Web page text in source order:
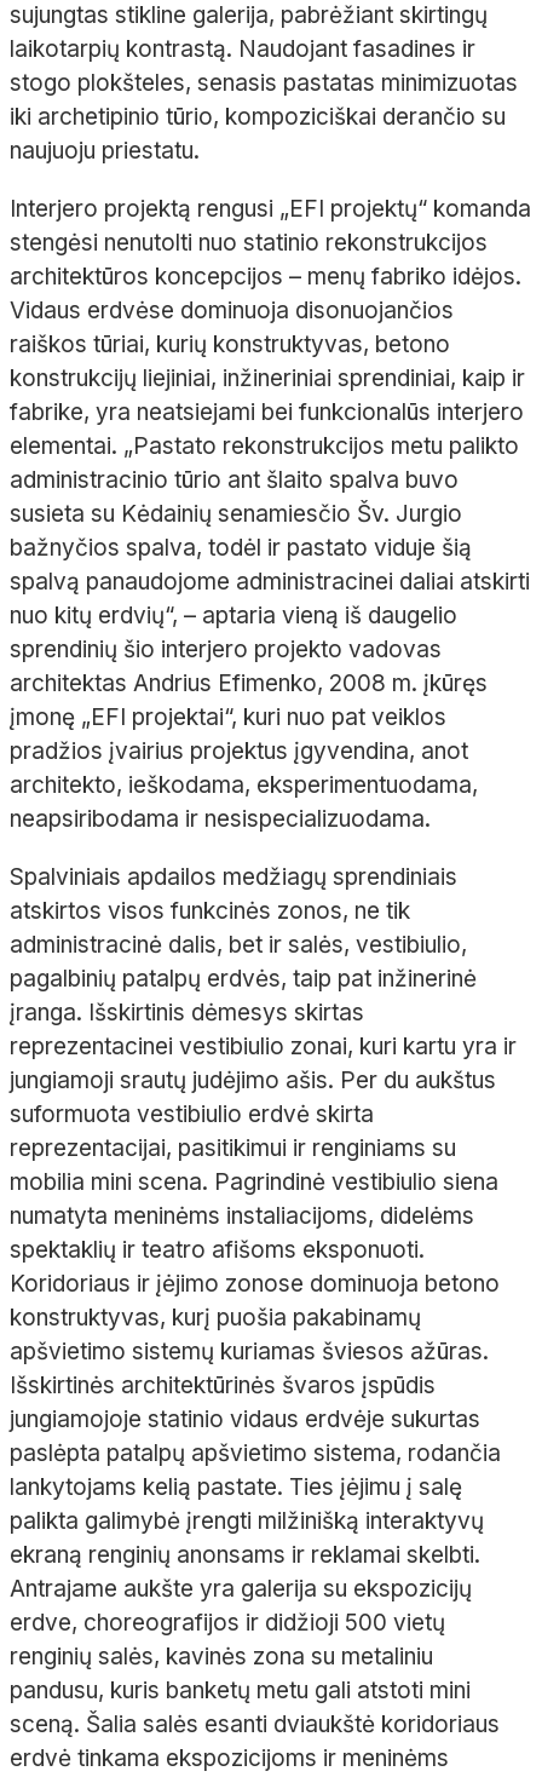
sujungtas stikline galerija, pabrėžiant skirtingų
laikotarpių kontrastą. Naudojant fasadines ir
stogo plokšteles, senasis pastatas minimizuotas
iki archetipinio tūrio, kompoziciškai derančio su
naujuoju priestatu.
Interjero projektą rengusi „EFI projektų“ komanda
stengėsi nenutolti nuo statinio rekonstrukcijos
architektūros koncepcijos – menų fabriko idėjos.
Vidaus erdvėse dominuoja disonuojančios
raiškos tūriai, kurių konstruktyvas, betono
konstrukcijų liejiniai, inžineriniai sprendiniai, kaip ir
fabrike, yra neatsiejami bei funkcionalūs interjero
elementai. „Pastato rekonstrukcijos metu palikto
administracinio tūrio ant šlaito spalva buvo
susieta su Kėdainių senamiesčio Šv. Jurgio
bažnyčios spalva, todėl ir pastato viduje šią
spalvą panaudojome administracinei daliai atskirti
nuo kitų erdvių“, – aptaria vieną iš daugelio
sprendinių šio interjero projekto vadovas
architektas Andrius Efimenko, 2008 m. įkūręs
įmonę „EFI projektai“, kuri nuo pat veiklos
pradžios įvairius projektus įgyvendina, anot
architekto, ieškodama, eksperimentuodama,
neapsiribodama ir nesispecializuodama.
Spalviniais apdailos medžiagų sprendiniais
atskirtos visos funkcinės zonos, ne tik
administracinė dalis, bet ir salės, vestibiulio,
pagalbinių patalpų erdvės, taip pat inžinerinė
įranga. Išskirtinis dėmesys skirtas
reprezentacinei vestibiulio zonai, kuri kartu yra ir
jungiamoji srautų judėjimo ašis. Per du aukštus
suformuota vestibiulio erdvė skirta
reprezentacijai, pasitikimui ir renginiams su
mobilia mini scena. Pagrindinė vestibiulio siena
numatyta meninėms instaliacijoms, didelėms
spektaklių ir teatro afišoms eksponuoti.
Koridoriaus ir įėjimo zonose dominuoja betono
konstruktyvas, kurį puošia pakabinamų
apšvietimo sistemų kuriamas šviesos ažūras.
Išskirtinės architektūrinės švaros įspūdis
jungiamojoje statinio vidaus erdvėje sukurtas
paslėpta patalpų apšvietimo sistema, rodančia
lankytojams kelią pastate. Ties įėjimu į salę
palikta galimybė įrengti milžinišką interaktyvų
ekraną renginių anonsams ir reklamai skelbti.
Antrajame aukšte yra galerija su ekspozicijų
erdve, choreografijos ir didžioji 500 vietų
renginių salės, kavinės zona su metaliniu
pandusu, kuris banketų metu gali atstoti mini
sceną. Šalia salės esanti dviaukštė koridoriaus
erdvė tinkama ekspozicijoms ir meninėms